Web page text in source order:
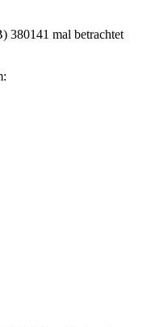
380141 mal betrachtet